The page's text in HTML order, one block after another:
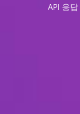
API 응